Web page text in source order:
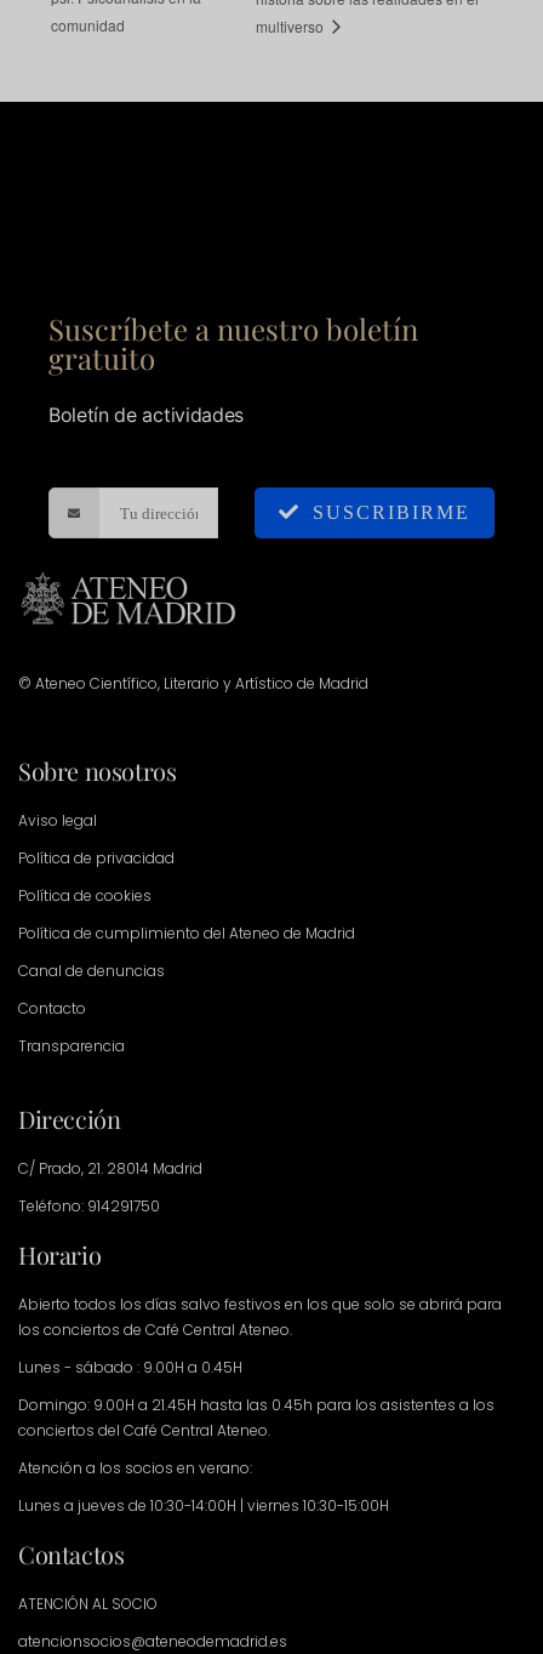
comunidad
multiverso
Suscríbete a nuestro boletín
gratuito
Boletín de actividades
SUSCRIBIRME
© Ateneo Científico, Literario y Artístico de Madrid
Sobre nosotros
Aviso legal
Política de privacidad
Política de cookies
Política de cumplimiento del Ateneo de Madrid
Canal de denuncias
Contacto
Transparencia
Dirección
C/ Prado, 21. 28014 Madrid
Teléfono: 914291750
Horario
Abierto todos los días salvo festivos en los que solo se abrirá para
los conciertos de Café Central Ateneo.
Lunes - sábado : 9.00H a 0.45H
Domingo: 9.00H a 21.45H hasta las 0.45h para los asistentes a los
conciertos del Café Central Ateneo.
Atención a los socios en verano:
Lunes a jueves de 10:30-14:00H | viernes 10:30-15:00H
Contactos
ATENCIÓN AL SOCIO
atencionsocios@ateneodemadrid.es